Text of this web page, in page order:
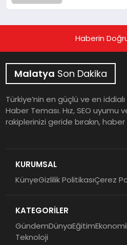
Haberin
Malatya Son Dakika
Türkiye’nin en güçlü ve en
Haber Teması. Hız, SEO uyumu
rakiplerinizi geride bırakın,
KURUMSAL
KünyeGizlilik PolitikasıÇerez
KATEGORİLER
GündemDünyaEğitimEkonomi
Teknoloji